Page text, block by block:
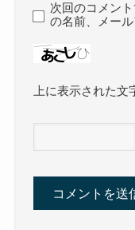
次回のコメン
の名前、メー
上に表示された文